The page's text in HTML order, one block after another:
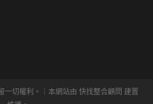
切權利。｜本網站由 快找整合顧問 建置